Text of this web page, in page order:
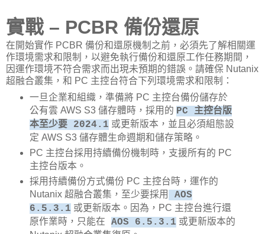
實戰 – PCBR 備份還原
在開始實作 PCBR 備份和還原機制之前，必須先了解相關運
作環境需求和限制，以避免執行備份和還原工作任務期間，
因運作環境不符合需求而出現未預期的錯誤。請確保 Nutanix
超融合叢集，和 PC 主控台符合下列環境需求和限制：
一旦企業和組織，準備將 PC 主控台備份儲存於
公有雲 AWS S3 儲存體時，採用的 PC 主控台版
本至少要 2024.1 或更新版本，並且必須組態設
定 AWS S3 儲存體生命週期和儲存策略。
PC 主控台採用持續備份機制時，支援所有的 PC
主控台版本。
採用持續備份方式備份 PC 主控台時，運作的
Nutanix 超融合叢集，至少要採用
AOS
6.5.3.1 或更新版本。因為，PC 主控台進行還
原作業時，只能在
AOS 6.5.3.1 或更新版本的